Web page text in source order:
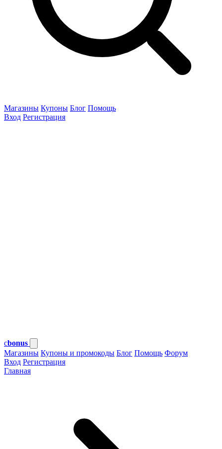
Магазины Купоны Блог Помощь
Вход Регистрация
cbonus
Магазины Купоны и промокоды Блог Помощь Форум
Вход Регистрация
Главная